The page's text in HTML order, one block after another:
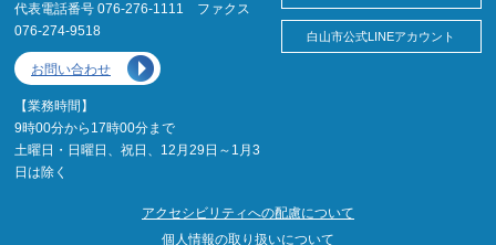
代表電話番号 076-276-1111 ファクス
076-274-9518
お問い合わせ
【業務時間】
9時00分から17時00分まで
土曜日・日曜日、祝日、12月29日～1月3
日は除く
白山市公式LINEアカウント
アクセシビリティへの配慮について
個人情報の取り扱いについて